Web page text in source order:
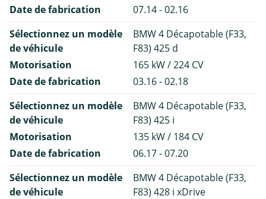
Date de fabrication
07.14 - 02.16
Sélectionnez un modèle
de véhicule
BMW 4 Décapotable (F33,
F83) 425 d
Motorisation
165 kW / 224 CV
Date de fabrication
03.16 - 02.18
Sélectionnez un modèle
de véhicule
BMW 4 Décapotable (F33,
F83) 425 i
Motorisation
135 kW / 184 CV
Date de fabrication
06.17 - 07.20
Sélectionnez un modèle
de véhicule
BMW 4 Décapotable (F33,
F83) 428 i xDrive